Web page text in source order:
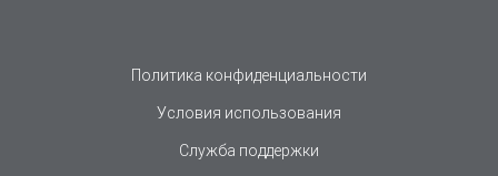
Политика конфиденциальности
Условия использования
Служба поддержки